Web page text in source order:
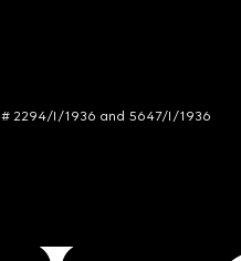
# 2294/I/1936 and 5647/I/1936